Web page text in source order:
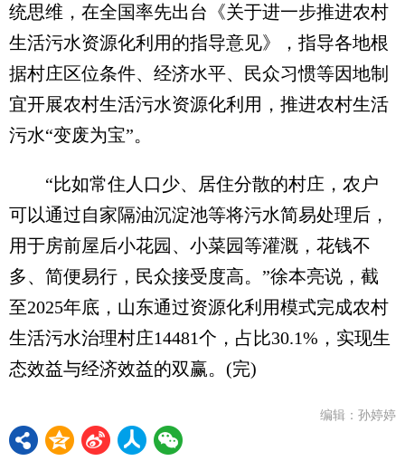
统思维，在全国率先出台《关于进一步推进农村
生活污水资源化利用的指导意见》，指导各地根
据村庄区位条件、经济水平、民众习惯等因地制
宜开展农村生活污水资源化利用，推进农村生活
污水“变废为宝”。
“比如常住人口少、居住分散的村庄，农户
可以通过自家隔油沉淀池等将污水简易处理后，
用于房前屋后小花园、小菜园等灌溉，花钱不
多、简便易行，民众接受度高。”徐本亮说，截
至2025年底，山东通过资源化利用模式完成农村
生活污水治理村庄14481个，占比30.1%，实现生
态效益与经济效益的双赢。(完)
编辑：孙婷婷